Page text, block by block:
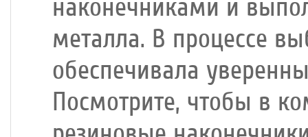
наконечниками и
металла. В процессе
обеспечивала
Посмотрите, чтобы в